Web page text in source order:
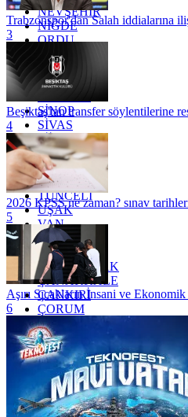
NEVŞEHİR
NİĞDE
ORDU
OSMANİYE
RİZE
SAKARYA
SİNOP
SİVAS
SİİRT
TEKİRDAĞ
TOKAT
TRABZON
TUNCELİ
UŞAK
VAN
YALOVA
YOZGAT
ZONGULDAK
ÇANAKKALE
ÇANKIRI
ÇORUM
İSTANBUL
İZMİR
ŞANLIURFA
ŞIRNAK
Trabzonspor'dan Salah iddialarına
3
Beşiktaş'tan transfer söylentilerine
4
2026 KPSS ne zaman? sınav
5
Aşırı Sıcakların İnsani ve
6